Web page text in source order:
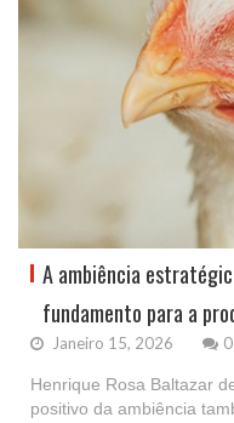
A ambiência
fundamento para a
Janeiro 15, 2026 0
Henrique Rosa Baltazar
positivo da ambiência